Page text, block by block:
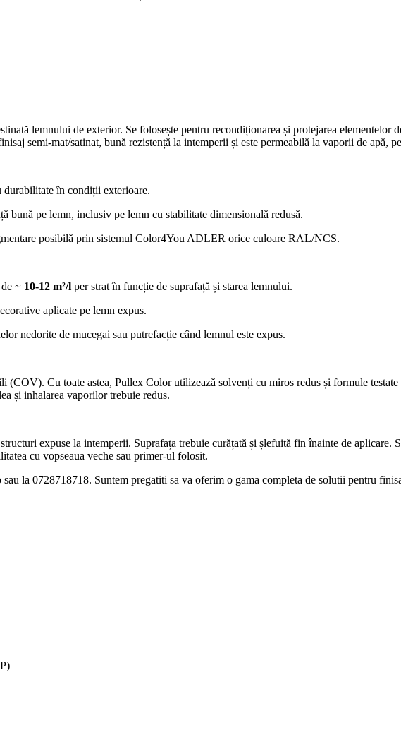
lemnului de exterior. Se folosește pentru recondiționarea și protejarea elementelor
semi-mat/satinat, bună rezistență la intemperii și este permeabilă la vaporii de apă,
durabilitate în condiții exterioare.
pe lemn, inclusiv pe lemn cu stabilitate dimensională redusă.
posibilă prin sistemul Color4You ADLER orice culoare RAL/NCS.
~ 10-12 m²/l per strat în funcție de suprafață și starea lemnului.
aplicate pe lemn expus.
nedorite de mucegai sau putrefacție când lemnul este expus.
(COV). Cu toate astea, Pullex Color utilizează solvenți cu miros redus și formule
și inhalarea vaporilor trebuie redus.
expuse la intemperii. Suprafața trebuie curățată și șlefuită fin înainte de aplicare.
cu vopseaua veche sau primer-ul folosit.
la 0728718718. Suntem pregatiti sa va oferim o gama completa de solutii pentru